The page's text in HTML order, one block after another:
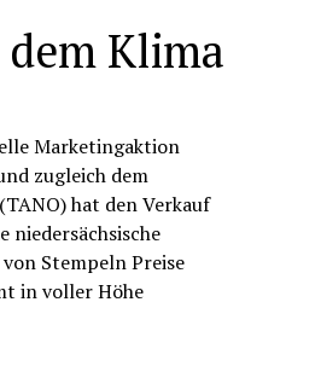
Klima
Marketingaktion
zugleich dem
hat den Verkauf
niedersächsische
Stempeln Preise
in voller Höhe